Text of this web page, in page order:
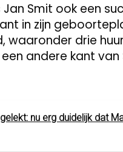
Smit ook een
in zijn
waaronder drie
andere kant
nu erg duidelijk dat